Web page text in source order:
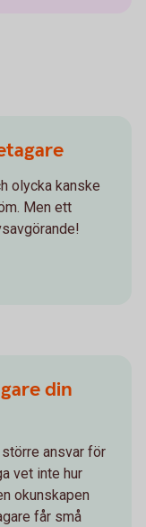
olycka kanske
Men ett
din
ansvar för
vet inte hur
okunskapen
får små